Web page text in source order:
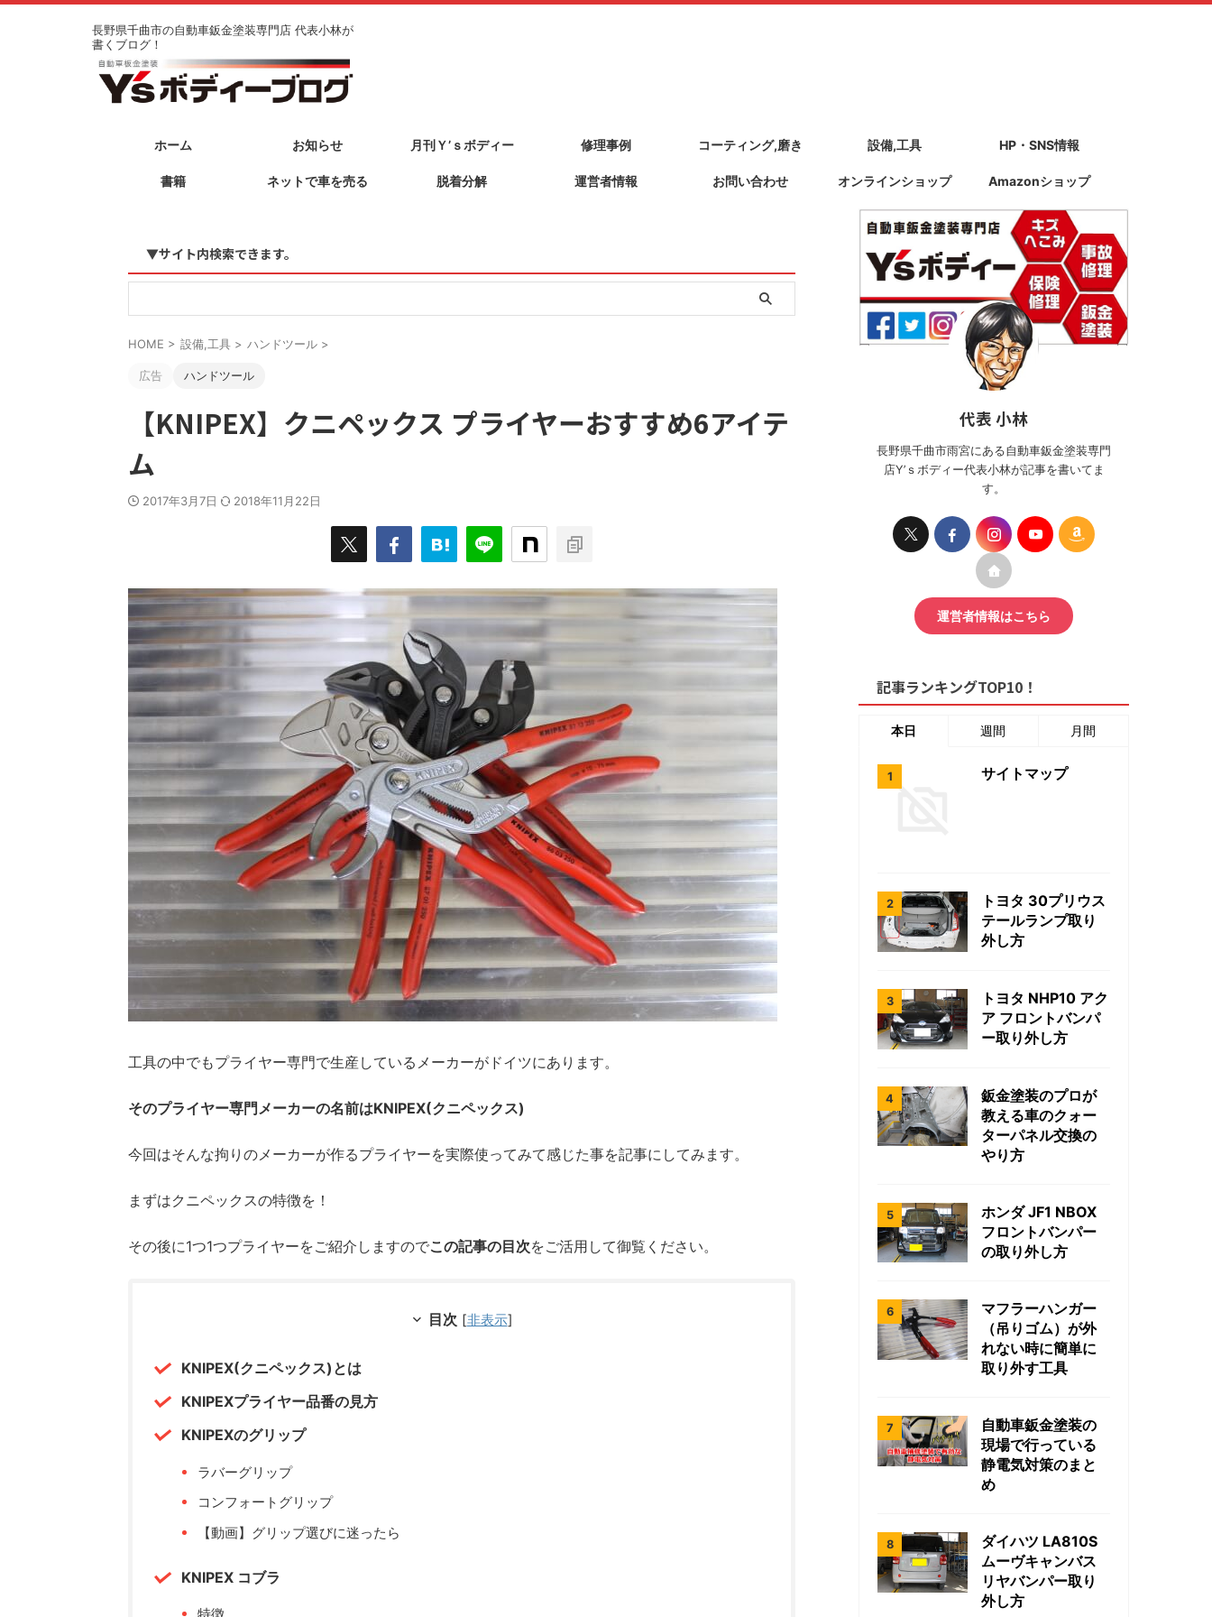
長野県千曲市の自動車鈑金塗装専門店 代表小林が
書くブログ！
ホーム お知らせ 月刊Ｙ’ｓボディー 修理事例 コーティング,磨き 設備,工具 HP・SNS情報
書籍 ネットで車を売る 脱着分解 運営者情報 お問い合わせ オンラインショップ Amazonショップ
▼サイト内検索できます。
HOME > 設備,工具 > ハンドツール >
広告 ハンドツール
【KNIPEX】クニペックス プライヤーおすすめ6アイテ
ム
2017年3月7日 2018年11月22日
工具の中でもプライヤー専門で生産しているメーカーがドイツにあります。
そのプライヤー専門メーカーの名前はKNIPEX(クニペックス)
今回はそんな拘りのメーカーが作るプライヤーを実際使ってみて感じた事を記事にしてみます。
まずはクニペックスの特徴を！
その後に1つ1つプライヤーをご紹介しますのでこの記事の目次をご活用して御覧ください。
目次 [非表示]
KNIPEX(クニペックス)とは
KNIPEXプライヤー品番の見方
KNIPEXのグリップ
ラバーグリップ
コンフォートグリップ
【動画】グリップ選びに迷ったら
KNIPEX コブラ
代表 小林
長野県千曲市雨宮にある自動車鈑金塗装専門
店Y’ｓボディー代表小林が記事を書いてま
す。
運営者情報はこちら
記事ランキングTOP10！
本日 週間 月間
サイトマップ
トヨタ 30プリウス
テールランプ取り
外し方
トヨタ NHP10 アク
ア フロントバンパ
ー取り外し方
鈑金塗装のプロが
教える車のクォー
ターパネル交換の
やり方
ホンダ JF1 NBOX
フロントバンパー
の取り外し方
マフラーハンガー
（吊りゴム）が外
れない時に簡単に
取り外す工具
自動車鈑金塗装の
現場で行っている
静電気対策のまと
め
ダイハツ LA810S
ムーヴキャンバス
リヤバンパー取り
外し方